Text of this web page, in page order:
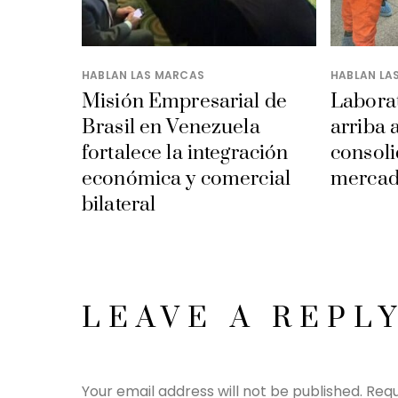
HABLAN LAS MARCAS
Misión Empresarial de
Brasil en Venezuela
fortalece la integración
económica y comercial
bilateral
HABLAN
arriba
LEAVE A
Your email address will not be published.